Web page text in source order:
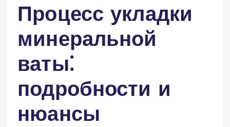
Процесс укладки
минеральной
ваты⁚
подробности и
нюансы